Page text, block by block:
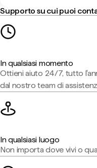
Supporto su cui puoi
In qualsiasi momento
Ottieni aiuto 24/7, tutto
dal nostro team di
In qualsiasi luogo
Non importa dove vivi o